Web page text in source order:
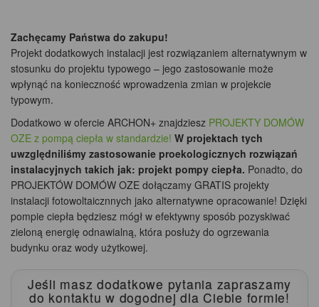
Zachęcamy Państwa do zakupu!
Projekt dodatkowych instalacji jest rozwiązaniem alternatywnym w
stosunku do projektu typowego – jego zastosowanie może
wpłynąć na konieczność wprowadzenia zmian w projekcie
typowym.
Dodatkowo w ofercie ARCHON+ znajdziesz PROJEKTY DOMÓW
OZE z pompą ciepła w standardzie! W projektach tych
uwzględniliśmy zastosowanie proekologicznych rozwiązań
instalacyjnych takich jak: projekt pompy ciepła. Ponadto, do
PROJEKTÓW DOMÓW OZE dołączamy GRATIS projekty
instalacji fotowoltaicznnych jako alternatywne opracowanie! Dzięki
pompie ciepła będziesz mógł w efektywny sposób pozyskiwać
zieloną energię odnawialną, która posłuży do ogrzewania
budynku oraz wody użytkowej.
Jeśli masz dodatkowe pytania zapraszamy
do kontaktuw dogodnej dla Ciebie formie!